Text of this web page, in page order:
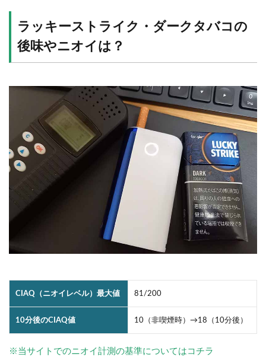
ラッキーストライク・ダークタバコの
後味やニオイは？
CIAQ（ニオイレベル）最大値 81/200
10分後のCIAQ値 10（非喫煙時）→18（10分後）
※当サイトでのニオイ計測の基準についてはコチラ